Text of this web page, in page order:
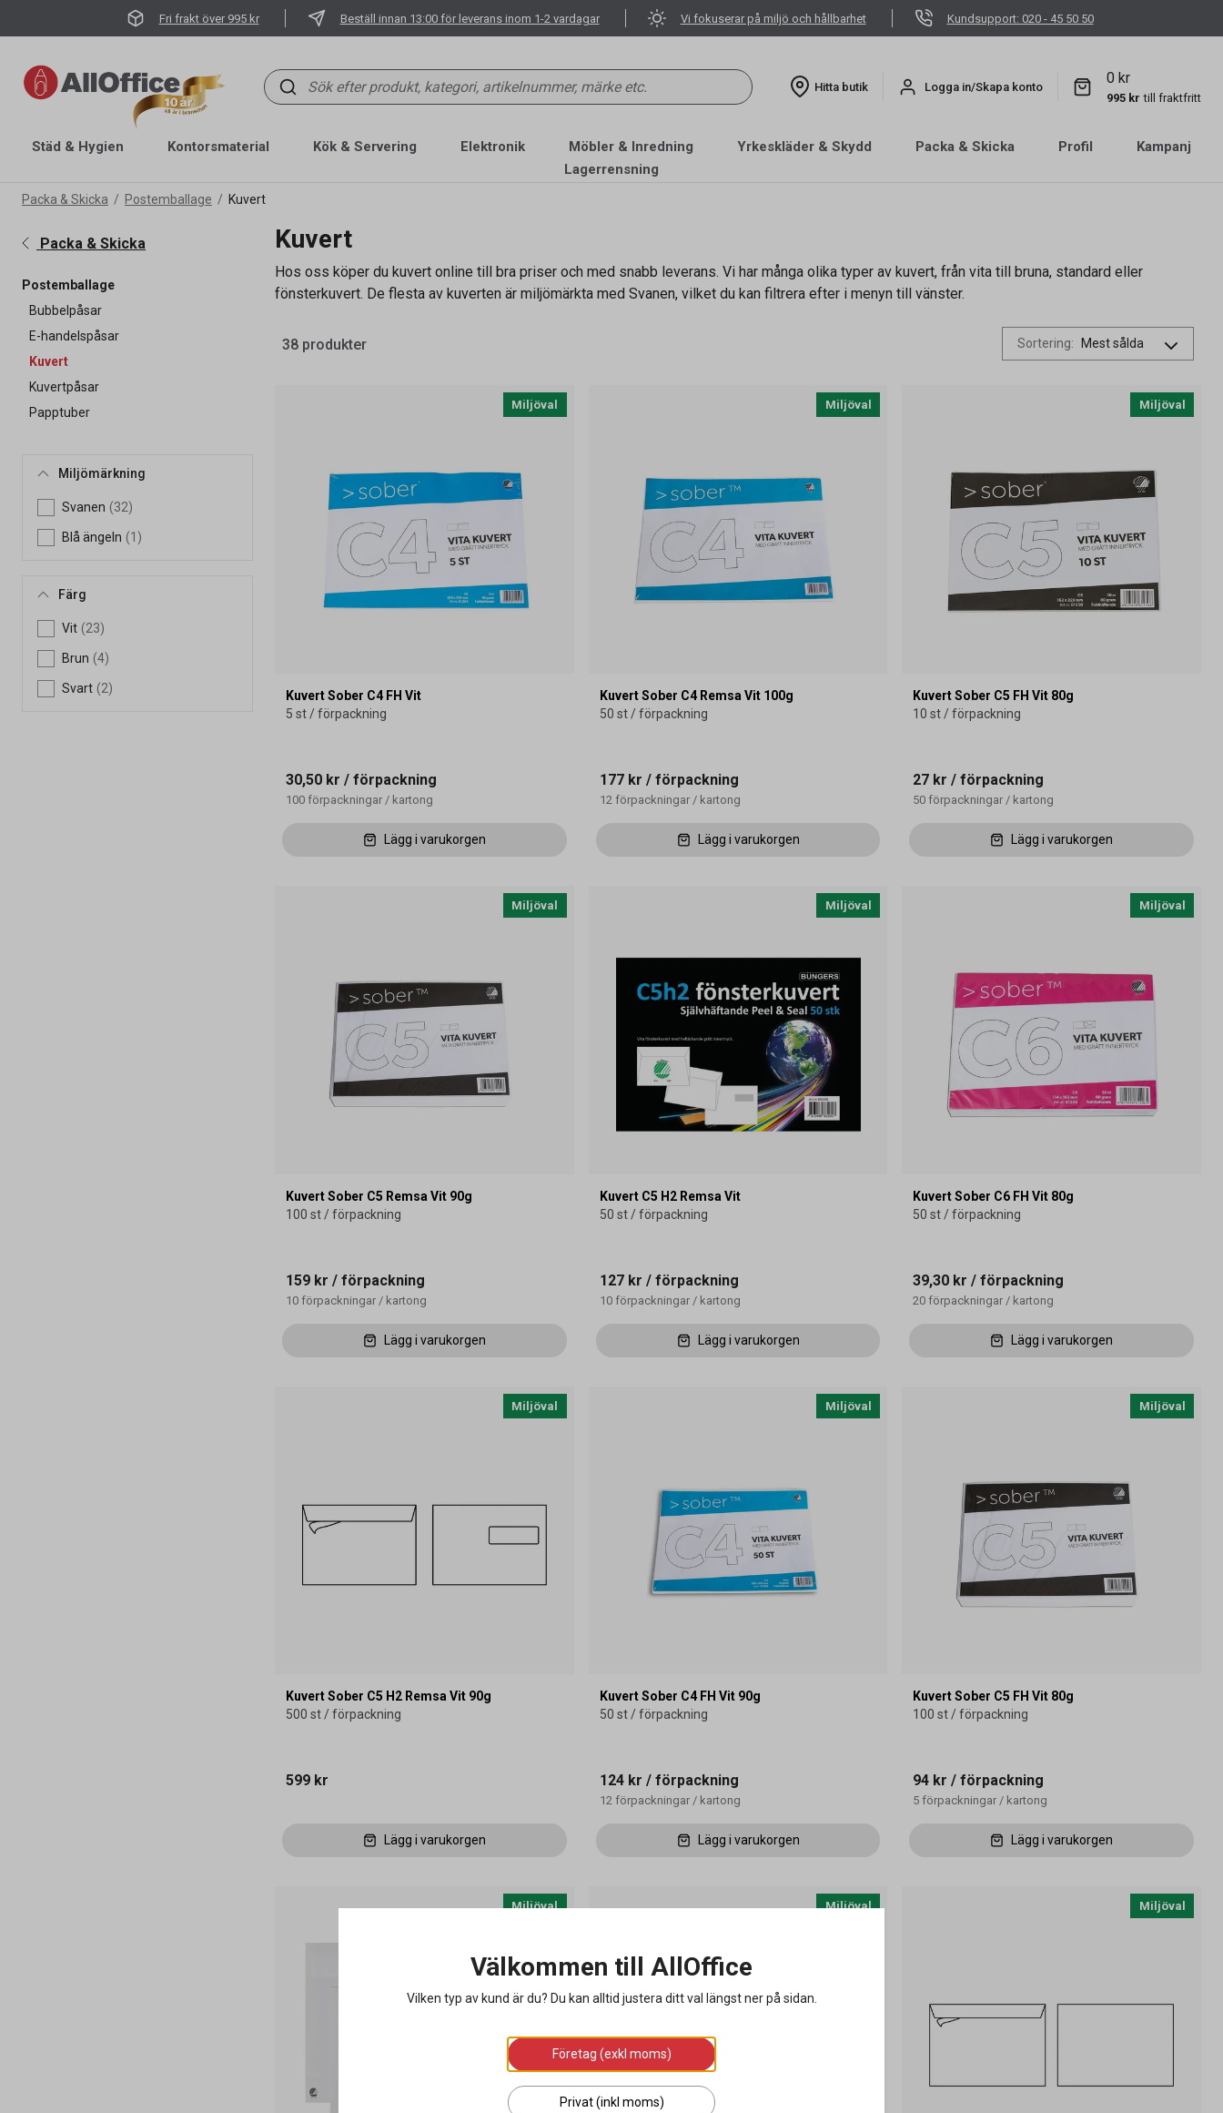
Fri frakt över 995 kr Beställ innan 13:00 för leverans inom 1-2 vardagar Vi fokuserar på miljö och hållbarhet Kundsupport: 020 - 45 50 50
Hitta butik Logga in/Skapa konto
0 kr
995 kr till fraktfritt
Städ & Hygien Kontorsmaterial Kök & Servering Elektronik Möbler & Inredning Yrkeskläder & Skydd Packa & Skicka Profil
Kampanj
Lagerrensning
Packa & Skicka Postemballage Kuvert
Packa & Skicka
Postemballage
Bubbelpåsar
E-handelspåsar
Kuvert
Kuvertpåsar
Papptuber
Miljömärkning
Svanen (32)
Blå ängeln (1)
Färg
Vit (23)
Brun (4)
Svart (2)
Kuvert
Hos oss köper du kuvert online till bra priser och med snabb leverans. Vi har många olika typer av kuvert, från vita till bruna, standard eller
fönsterkuvert. De flesta av kuverten är miljömärkta med Svanen, vilket du kan filtrera efter i menyn till vänster.
38 produkter Sortering:
Miljöval
Kuvert Sober C4 FH Vit
5 st / förpackning
30,50 kr / förpackning
100 förpackningar / kartong
Lägg i varukorgen
Miljöval
Kuvert Sober C4 Remsa Vit 100g
50 st / förpackning
177 kr / förpackning
12 förpackningar/ kartong
Lägg i varukorgen
Miljöval
Kuvert Sober C5 FH Vit 80g
10 st / förpackning
27 kr / förpackning
50 förpackningar / kartong
Lägg i varukorgen
Miljöval
Kuvert Sober C5 Remsa Vit 90g
100 st / förpackning
159 kr / förpackning
10 förpackningar / kartong
Lägg i varukorgen
Miljöval
Kuvert C5 H2 Remsa Vit
50 st / förpackning
127 kr / förpackning
10 förpackningar/ kartong
Lägg i varukorgen
Miljöval
Kuvert Sober C6 FH Vit 80g
50 st / förpackning
39,30 kr / förpackning
20 förpackningar / kartong
Lägg i varukorgen
Miljöval
Kuvert Sober C5 H2 Remsa Vit 90g
500 st / förpackning
599 kr
Lägg i varukorgen
Miljöval
Kuvert Sober C4 FH Vit 90g
50 st / förpackning
124 kr / förpackning
12 förpackningar/ kartong
Lägg i varukorgen
Miljöval
Kuvert Sober C5 FH Vit 80g
100 st / förpackning
94 kr / förpackning
5 förpackningar / kartong
Lägg i varukorgen
Miljöval Miljöval Miljöval
Välkommen till AllOffice
Vilken typ av kund är du? Du kan alltid justera ditt val längst ner på sidan.
Företag (exkl moms)
Privat (inkl moms)